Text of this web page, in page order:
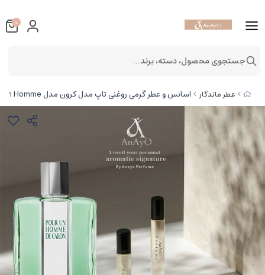
عطر ماندگار اسانس و عطر گرمی روغنی تاپ مدل کرون مدل Pour Un Homme
0
جستجوی محصول، دسته، برند...